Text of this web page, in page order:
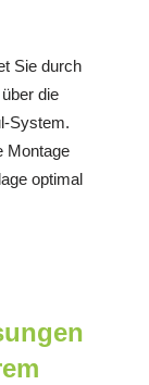
Sie durch
die
System.
Montage
optimal